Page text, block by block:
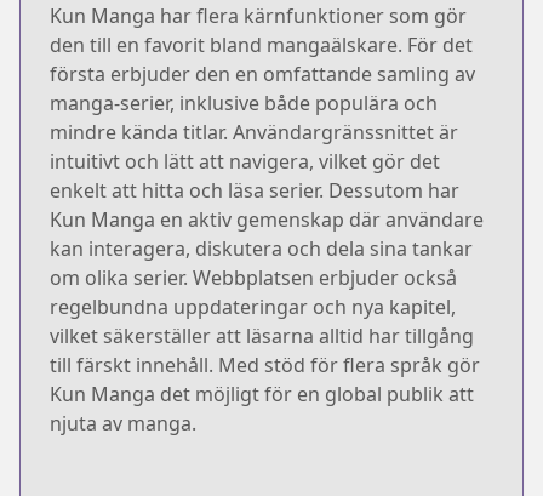
Kun Manga har flera kärnfunktioner som gör
den till en favorit bland mangaälskare. För det
första erbjuder den en omfattande samling av
manga-serier, inklusive både populära och
mindre kända titlar. Användargränssnittet är
intuitivt och lätt att navigera, vilket gör det
enkelt att hitta och läsa serier. Dessutom har
Kun Manga en aktiv gemenskap där användare
kan interagera, diskutera och dela sina tankar
om olika serier. Webbplatsen erbjuder också
regelbundna uppdateringar och nya kapitel,
vilket säkerställer att läsarna alltid har tillgång
till färskt innehåll. Med stöd för flera språk gör
Kun Manga det möjligt för en global publik att
njuta av manga.